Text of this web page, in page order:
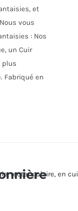
et
vous
: Nos
un Cuir
plus
Fabriqué en